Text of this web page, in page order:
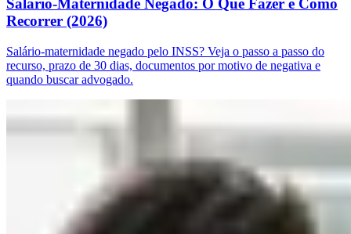
Salário-Maternidade Negado: O Que Fazer e Como
Recorrer (2026)
Salário-maternidade negado pelo INSS? Veja o passo a passo do
recurso, prazo de 30 dias, documentos por motivo de negativa e
quando buscar advogado.